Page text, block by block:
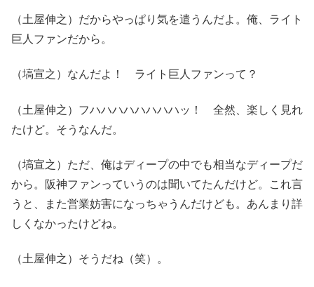
（土屋伸之）だからやっぱり気を遣うんだよ。俺、ライト
巨人ファンだから。
（塙宣之）なんだよ！ ライト巨人ファンって？
（土屋伸之）フハハハハハハハハッ！ 全然、楽しく見れ
たけど。そうなんだ。
（塙宣之）ただ、俺はディープの中でも相当なディープだ
から。阪神ファンっていうのは聞いてたんだけど。これ言
うと、また営業妨害になっちゃうんだけども。あんまり詳
しくなかったけどね。
（土屋伸之）そうだね（笑）。